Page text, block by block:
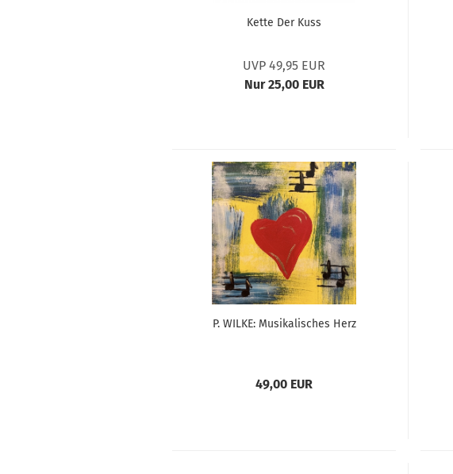
Kette Der Kuss
UVP 49,95 EUR
Nur 25,00 EUR
P. WILKE: Musikalisches Herz
49,00 EUR